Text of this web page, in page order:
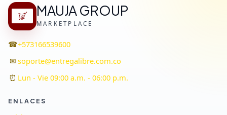
MAUJA GROUP
MARKETPLACE
☎+573166539600
✉ soporte@entregalibre.com.co
⏰ Lun - Vie 09:00 a.m. - 06:00 p.m.
ENLACES